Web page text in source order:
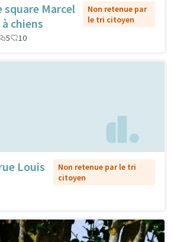
square Marcel
chiens
Non retenue par
le tri citoyen
5 10
Louis
Non retenue par le tri
citoyen